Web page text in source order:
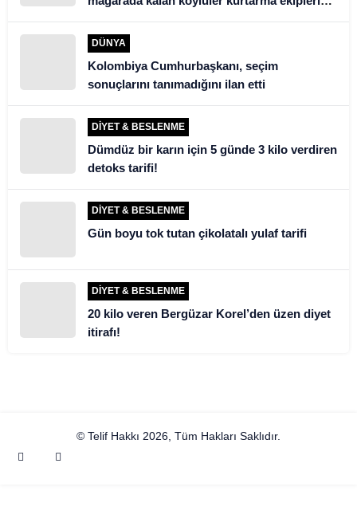
şoke etti
DÜNYA
Kolombiya Cumhurbaşkanı, seçim
sonuçlarını tanımadığını ilan etti
DIYET & BESLENME
Dümdüz bir karın için 5 günde 3 kilo verdiren
detoks tarifi!
DIYET & BESLENME
Gün boyu tok tutan çikolatalı yulaf tarifi
DIYET & BESLENME
20 kilo veren Bergüzar Korel’den üzen diyet
itirafı!
© Telif Hakkı 2026, Tüm Hakları Saklıdır.